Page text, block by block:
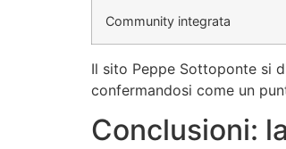
Community integrata
Il sito Peppe Sottoponte si
confermandosi come un
Conclusioni: